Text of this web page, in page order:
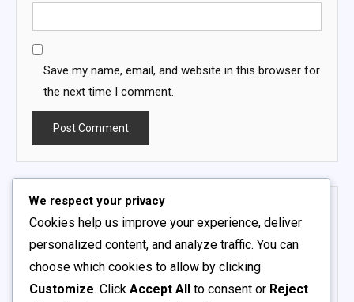
Save my name, email, and website in this browser for
the next time I comment.
JOÃO SILVA
Especialista em ARK: Survival Evolved, focado
em reivindicações de cosméticos de eventos e
We respect your privacy
Cookies help us improve your experience, deliver
personalized content, and analyze traffic. You can
choose which cookies to allow by clicking
Customize. Click Accept All to consent or Reject